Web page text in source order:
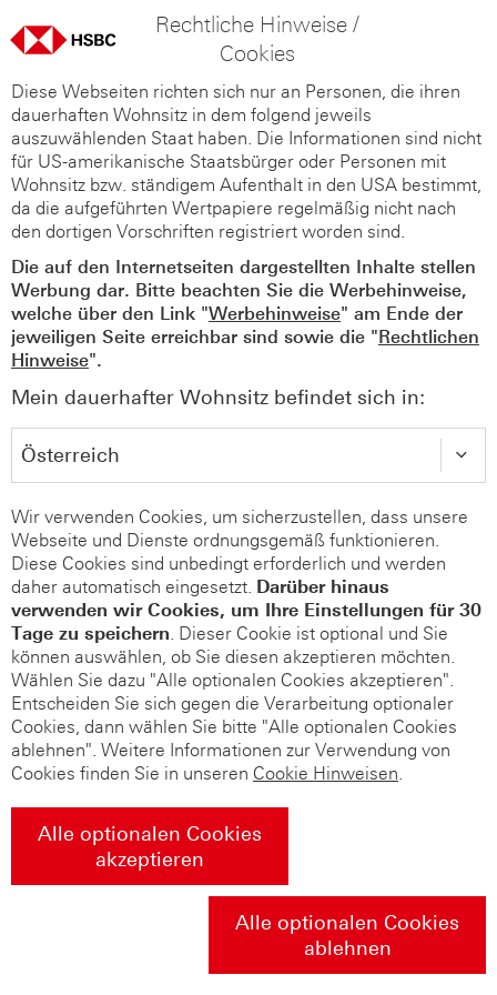
Rechtliche Hinweise /
Cookies
Diese Webseiten richten sich nur an Personen, die ihren
dauerhaften Wohnsitz in dem folgend jeweils
auszuwählenden Staat haben. Die Informationen sind nicht
für US-amerikanische Staatsbürger oder Personen mit
Wohnsitz bzw. ständigem Aufenthalt in den USA bestimmt,
da die aufgeführten Wertpapiere regelmäßig nicht nach
den dortigen Vorschriften registriert worden sind.
Die auf den Internetseiten dargestellten Inhalte stellen
Werbung dar. Bitte beachten Sie die Werbehinweise,
welche über den Link "Werbehinweise" am Ende der
jeweiligen Seite erreichbar sind sowie die "Rechtlichen
Hinweise".
Mein dauerhafter Wohnsitz befindet sich in:
Wir verwenden Cookies, um sicherzustellen, dass unsere
Webseite und Dienste ordnungsgemäß funktionieren.
Diese Cookies sind unbedingt erforderlich und werden
daher automatisch eingesetzt. Darüber hinaus
verwenden wir Cookies, um Ihre Einstellungen für 30
Tage zu speichern. Dieser Cookie ist optional und Sie
können auswählen, ob Sie diesen akzeptieren möchten.
Wählen Sie dazu "Alle optionalen Cookies akzeptieren".
Entscheiden Sie sich gegen die Verarbeitung optionaler
Cookies, dann wählen Sie bitte "Alle optionalen Cookies
ablehnen". Weitere Informationen zur Verwendung von
Cookies finden Sie in unseren Cookie Hinweisen.
Alle optionalen Cookies
akzeptieren
Alle optionalen Cookies
ablehnen